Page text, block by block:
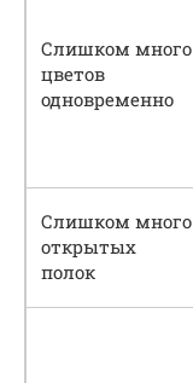
Слишком много
цветов
одновременно
Слишком много
открытых
полок